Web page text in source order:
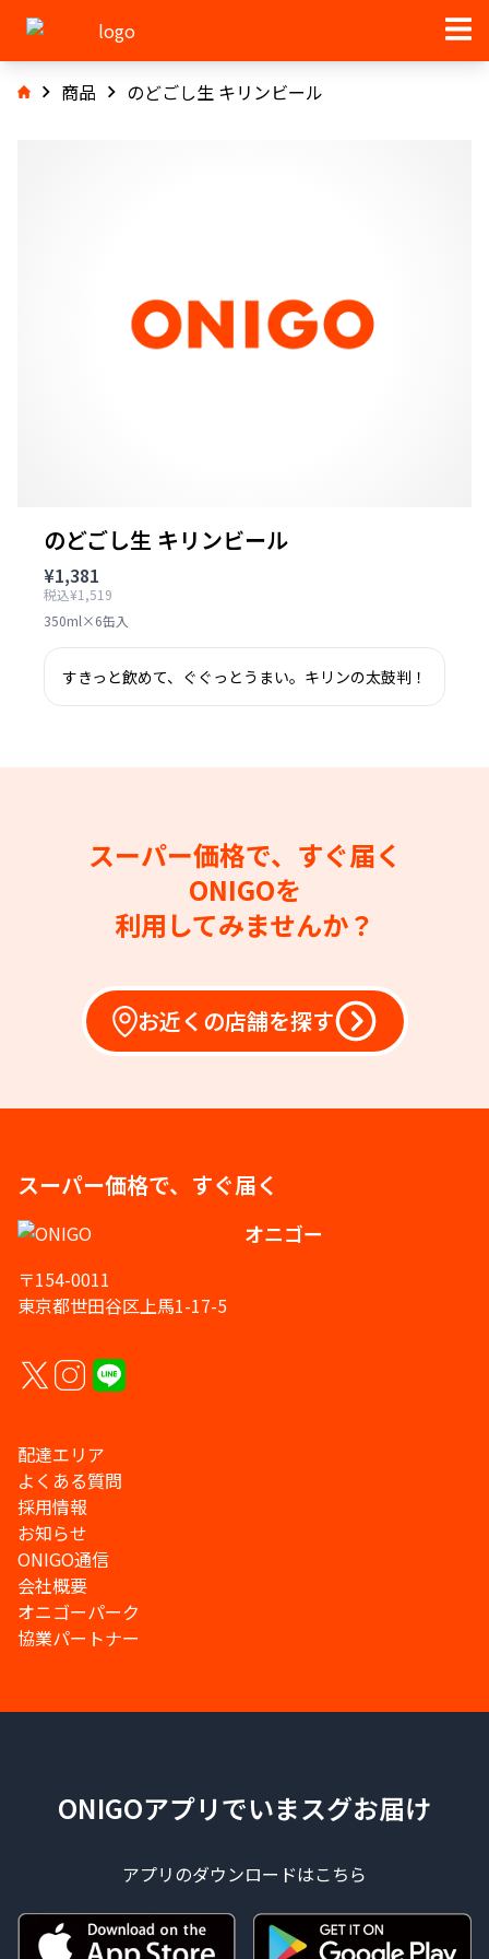
商品 のどごし生 キリンビール
のどごし生 キリンビール
¥1,381
税込¥1,519
350ml×6缶入
すきっと飲めて、ぐぐっとうまい。キリンの太鼓判！
スーパー価格で、すぐ届く
ONIGOを
利用してみませんか？
お近くの店舗を探す
スーパー価格で、すぐ届く
オニゴー
〒154-0011
東京都世田谷区上馬1-17-5
配達エリア
よくある質問
採用情報
お知らせ
ONIGO通信
会社概要
オニゴーパーク
協業パートナー
ONIGOアプリでいまスグお届け
アプリのダウンロードはこちら